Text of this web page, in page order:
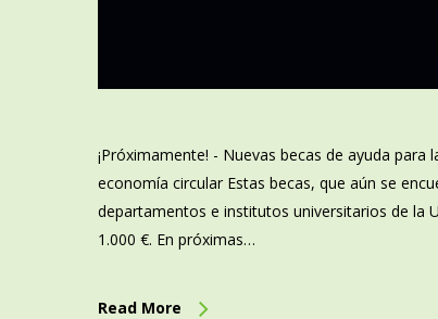
¡Próximamente! - Nuevas becas de ayuda
economía circular Estas becas, que aún se
departamentos e institutos universitarios de la
1.000 €. En próximas…
Read More